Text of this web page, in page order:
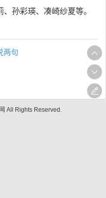
孙彩瑛、凑崎纱夏等。
两句
All Rights Reserved.